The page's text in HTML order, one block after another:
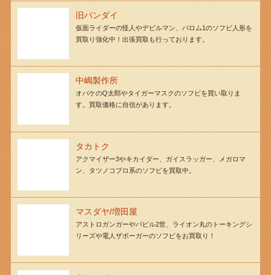
旧バンダイ
仮面ライダーの怪人やデビルマン、バロム1のソフビ人形を
買取り強化中！出張買取も行っております。
中嶋製作所
オバケのQ太郎やタイガーマスクのソフビを買い取りま
す。買取価格に自信があります。
タカトク
アクマイザー3やキカイダー、ガイスラッガー、メガロマ
ン、タツノコプロ系のソフビを買取中。
マスダヤ/増田屋
アストロガンガーやバビル2世、ライオン丸のトーキングシ
リーズや電人ザボーガーのソフビをお買取り！